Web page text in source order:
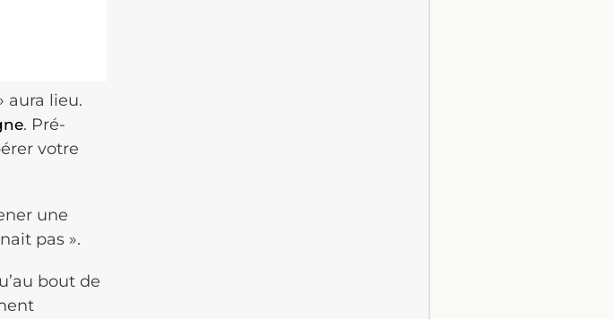
aura lieu.
. Pré-
votre
une
pas ».
bout de